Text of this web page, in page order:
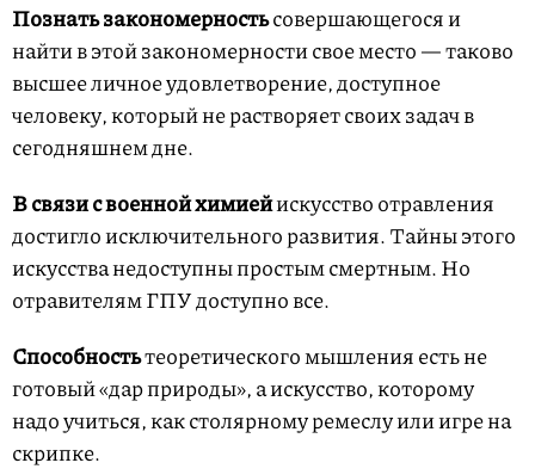
Познать закономерностьсовершающегося и
найти в этой закономерности свое место — таково
высшее личное удовлетворение, доступное
человеку, который не растворяет своих задач в
сегодняшнем дне.
В связи с военной химиейискусство отравления
достигло исключительного развития. Тайны этого
искусства недоступны простым смертным. Но
отравителям ГПУ доступно все.
Способностьтеоретического мышления есть не
готовый «дар природы», а искусство, которому
надо учиться, как столярному ремеслу или игре на
скрипке.